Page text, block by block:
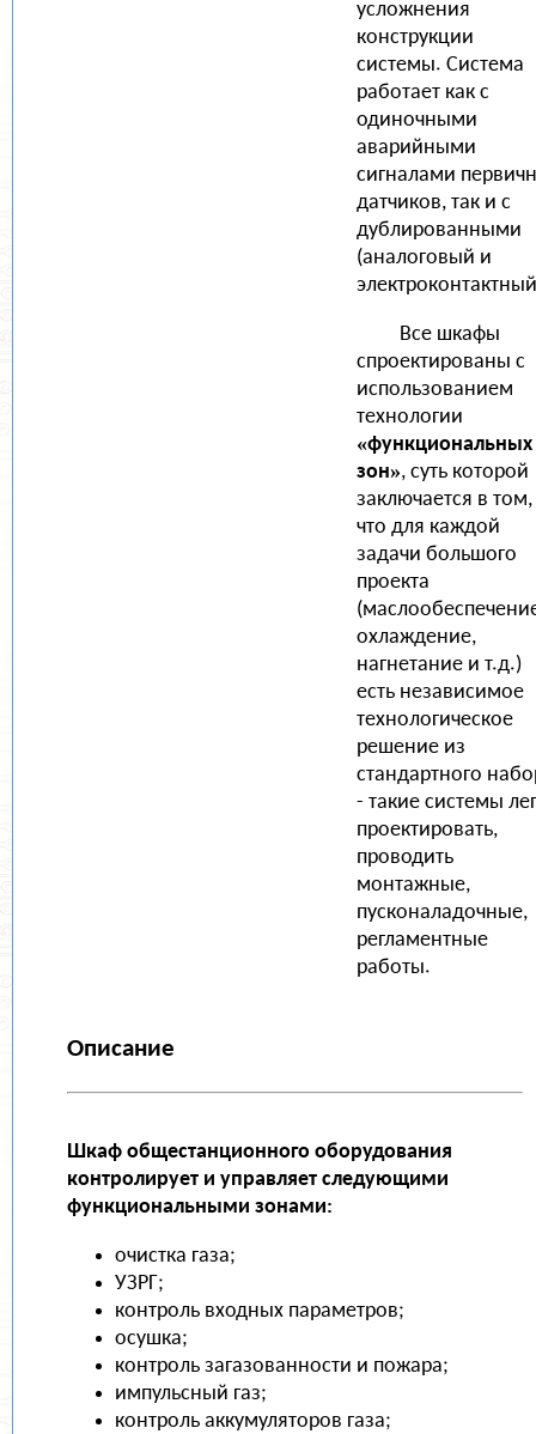
усложнения
конструкции
системы. Система
работает как с
одиночными
аварийными
сигналами
датчиков, так и с
дублированными
(аналоговый и
Все шкафы
спроектированы с
использованием
технологии
«функциональных
зон», суть которой
заключается в том,
что для каждой
задачи большого
проекта
охлаждение,
нагнетание и т.д.)
есть независимое
технологическое
решение из
стандартного
- такие системы
проектировать,
проводить
монтажные,
пусконаладочные,
регламентные
работы.
Описание
Шкаф общестанционного оборудования
контролирует и управляет следующими
функциональными зонами:
очистка газа;
УЗРГ;
контроль входных параметров;
осушка;
контроль загазованности и пожара;
импульсный газ;
контроль аккумуляторов газа;